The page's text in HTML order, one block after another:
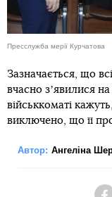
Пресслужба мерії Курчатова
Зазначається, що
вчасно зʼявилися
військкоматі
виключено, що її
Автор: Ангеліна